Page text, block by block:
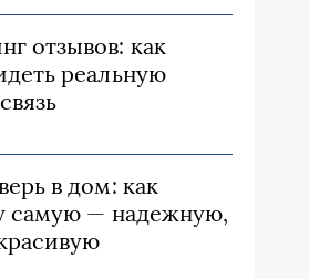
отзывов: как
реальную
в дом: как
самую — надежную,